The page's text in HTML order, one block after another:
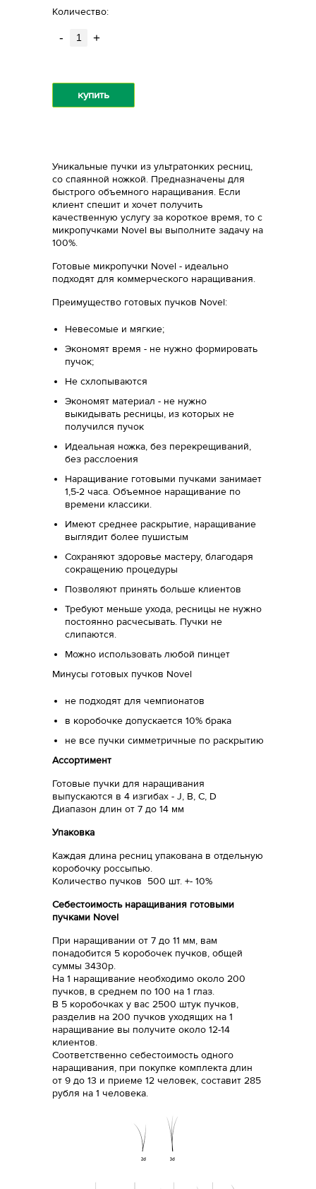
Количество:
- +
купить
Уникальные пучки из ультратонких ресниц,
со спаянной ножкой. Предназначены для
быстрого объемного наращивания. Если
клиент спешит и хочет получить
качественную услугу за короткое время, то c
микропучками Novel вы выполните задачу на
100%.
Готовые микропучки Novel - идеально
подходят для коммерческого наращивания.
Преимущество готовых пучков Novel:
Невесомые и мягкие;
Экономят время - не нужно формировать
пучок;
Не схлопываются
Экономят материал - не нужно
выкидывать ресницы, из которых не
получился пучок
Идеальная ножка, без перекрещиваний,
без расслоения
Наращивание готовыми пучками занимает
1,5-2 часа. Объемное наращивание по
времени классики.
Имеют среднее раскрытие, наращивание
выглядит более пушистым
Сохраняют здоровье мастеру, благодаря
сокращению процедуры
Позволяют принять больше клиентов
Требуют меньше ухода, ресницы не нужно
постоянно расчесывать. Пучки не
слипаются.
Можно использовать любой пинцет
Минусы готовых пучков Novel
не подходят для чемпионатов
в коробочке допускается 10% брака
не все пучки симметричные по раскрытию
Ассортимент
Готовые пучки для наращивания
выпускаются в 4 изгибах - J, B, C, D
Диапазон длин от 7 до 14 мм
Упаковка
Каждая длина ресниц упакована в отдельную
коробочку россыпью.
Количество пучков 500 шт. +- 10%
Себестоимость наращивания готовыми
пучками Novel
При наращивании от 7 до 11 мм, вам
понадобится 5 коробочек пучков, общей
суммы 3430р.
На 1 наращивание необходимо около 200
пучков, в среднем по 100 на 1 глаз.
В 5 коробочках у вас 2500 штук пучков,
разделив на 200 пучков уходящих на 1
наращивание вы получите около 12-14
клиентов.
Соответственно себестоимость одного
наращивания, при покупке комплекта длин
от 9 до 13 и приеме 12 человек, составит 285
рубля на 1 человека.